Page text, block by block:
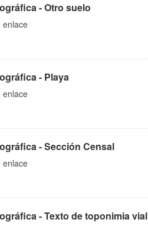
- Otro suelo
enlace
- Playa
enlace
- Sección Censal
enlace
- Texto de toponimia vial